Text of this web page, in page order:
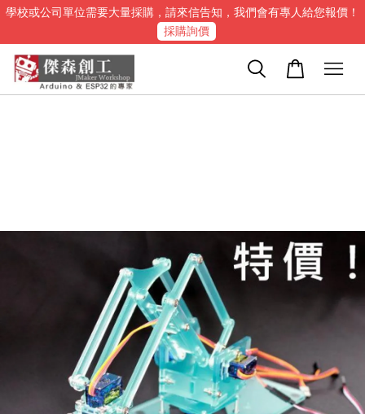
學校或公司單位需要大量採購，請來信告知，我們會有專人給您報價！
採購詢價